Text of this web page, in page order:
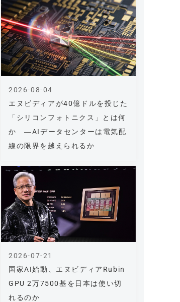
エヌビディアが40億ドルを投じた
「シリコンフォトニクス」とは何
か ―AIデータセンターは電気配
線の限界を越えられるか
2026-08-04
国家AI始動、エヌビディアRubin
GPU 2万7500基を日本は使い切
れるのか
2026-07-21